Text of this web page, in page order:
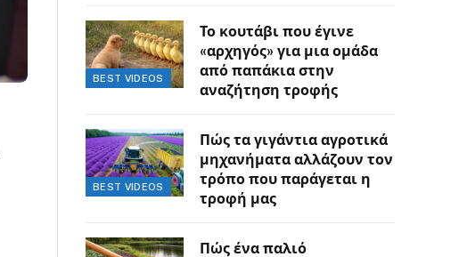
BEST VIDEOS
Το κουτάβι που έγινε
«αρχηγός» για μια ομάδα
από παπάκια στην
αναζήτηση τροφής
BEST VIDEOS
Πώς τα γιγάντια αγροτικά
μηχανήματα αλλάζουν τον
τρόπο που παράγεται η
τροφή μας
Πώς ένα παλιό